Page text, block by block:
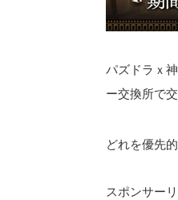
パズドラｘ
ー交換所で
どれを優先
スポンサー